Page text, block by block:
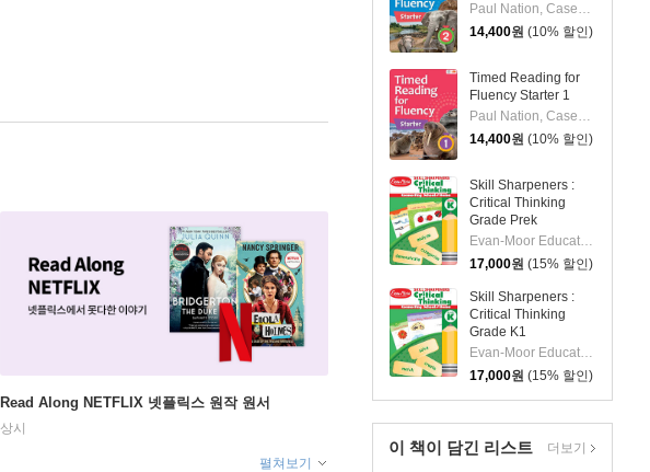
Paul Nation, Casey Malarcher
14,400원 (10% 할인)
Timed Reading for
Fluency Starter 1
Paul Nation, Casey Malarcher
14,400원 (10% 할인)
Skill Sharpeners :
Critical Thinking
Grade Prek
Evan-Moor Educational Publishers
17,000원 (15% 할인)
Skill Sharpeners :
Critical Thinking
Grade K1
Evan-Moor Educational Publishers
17,000원 (15% 할인)
이 책이 담긴 리스트 더보기
Read Along NETFLIX 넷플릭스 원작 원서
상시
펼쳐보기